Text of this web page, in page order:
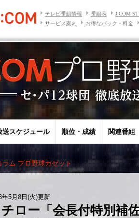
テレビ番組情報 番組表 J:COM
サービス案内
お得なパック・料金
送スケジュール 順位・成績 関連番組
ラム プロ野球ガゼット
年5月8日(火)更新
ロー「会長付特別補